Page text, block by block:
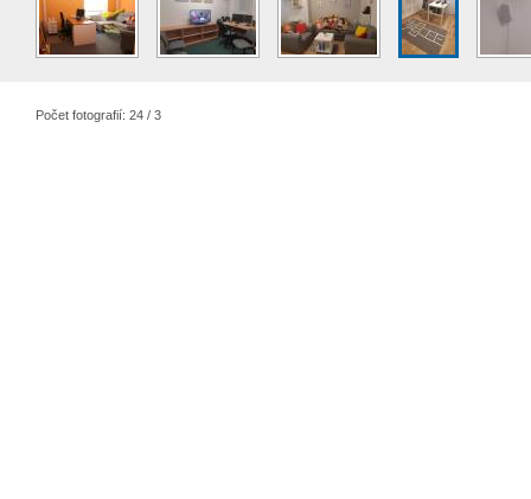
Počet fotografií: 24 / 3